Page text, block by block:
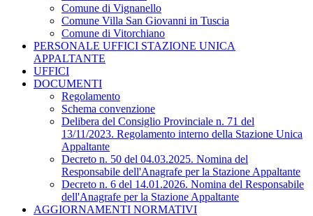
Comune di Vignanello
Comune Villa San Giovanni in Tuscia
Comune di Vitorchiano
PERSONALE UFFICI STAZIONE UNICA
APPALTANTE
UFFICI
DOCUMENTI
Regolamento
Schema convenzione
Delibera del Consiglio Provinciale n. 71 del
13/11/2023. Regolamento interno della Stazione Unica
Appaltante
Decreto n. 50 del 04.03.2025. Nomina del
Responsabile dell'Anagrafe per la Stazione Appaltante
Decreto n. 6 del 14.01.2026. Nomina del Responsabile
dell'Anagrafe per la Stazione Appaltante
AGGIORNAMENTI NORMATIVI